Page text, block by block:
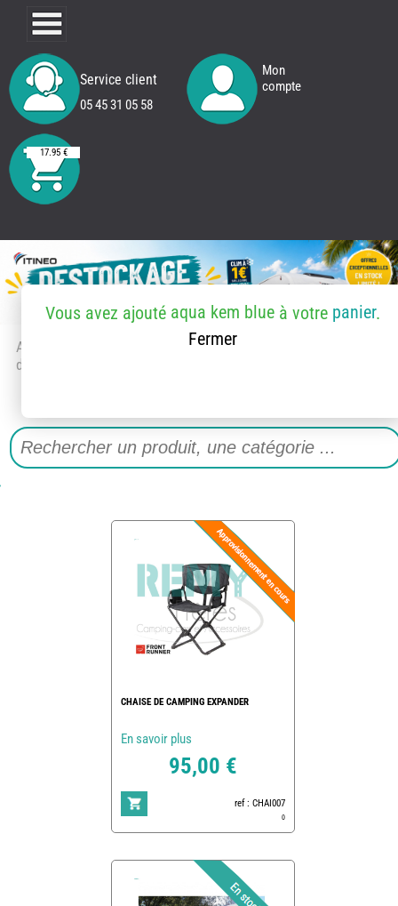
Service client
05 45 31 05 58
Mon
compte
17.95 €
Accueil
> Accessoires et pièces
détachées
Vous avez ajouté aqua kem blueà votre panier.
Fermer
CHAISE DE CAMPING EXPANDER
En savoir plus
95,00 €
ref : CHAI007
0